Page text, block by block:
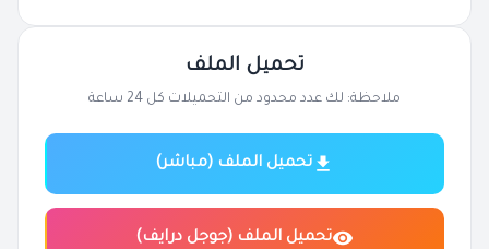
تحميل الملف
ملاحظة: لك عدد محدود من التحميلات كل 24 ساعة
تحميل الملف (مباشر)
تحميل الملف (جوجل درايف)